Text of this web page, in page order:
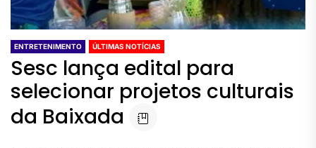
ENTRETENIMENTO ÚLTIMAS NOTÍCIAS
Sesc lança edital para
selecionar projetos culturais
da Baixada